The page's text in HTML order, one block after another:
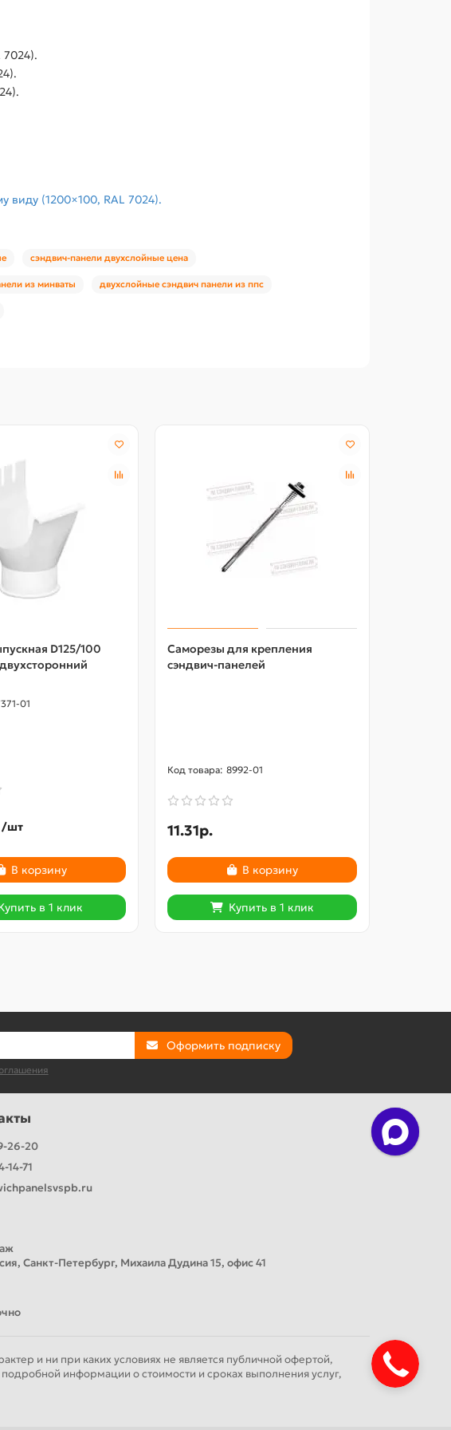
7024).
виду (1200×100, RAL 7024).
сэндвич-панели двухслойные цена
из минваты двухслойные сэндвич панели из ппс
D125/100
01
/шт
В корзину
в 1 клик
Саморезы для крепления
сэндвич-панелей
8992-01
11.31р.
В корзину
Купить в 1 клик
Оформить подписку
26-20
14-71
Санкт-Петербург, Михаила Дудина 15, офис 41
и ни при каких условиях не является публичной офертой,
информации о стоимости и сроках выполнения услуг,